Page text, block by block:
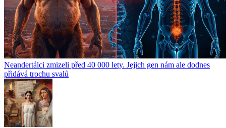
Neandertálci zmizeli před 40 000 lety. Jejich gen nám ale dodnes
přidává trochu svalů